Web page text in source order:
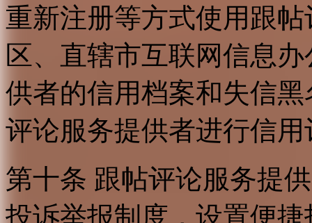
重新注册等方式使用跟
区、直辖市互联网信息
供者的信用档案和失信
评论服务提供者进行信用
第十条 跟帖评论服务提
投诉举报制度，设置便